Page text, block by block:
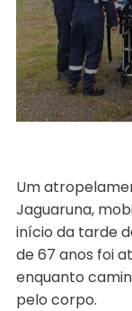
Um
Jaguaruna,
início da tarde
de 67 anos foi
enquanto
pelo corpo.